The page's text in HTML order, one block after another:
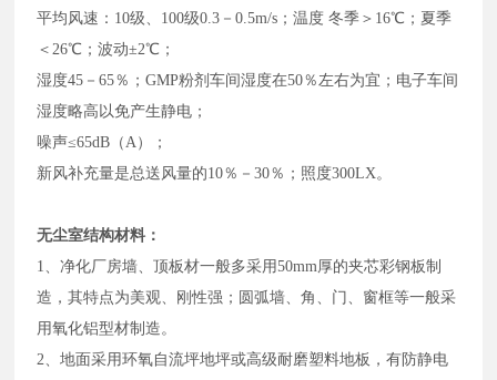
平均风速：10级、100级0.3－0.5m/s；温度 冬季＞16℃；夏季
＜26℃；波动±2℃；
湿度45－65％；GMP粉剂车间湿度在50％左右为宜；电子车间
湿度略高以免产生静电；
噪声≤65dB（A）；
新风补充量是总送风量的10％－30％；照度300LX。
无尘室结构材料：
1、净化厂房墙、顶板材一般多采用50mm厚的夹芯彩钢板制
造，其特点为美观、刚性强；圆弧墙、角、门、窗框等一般采
用氧化铝型材制造。
2、地面采用环氧自流坪地坪或高级耐磨塑料地板，有防静电